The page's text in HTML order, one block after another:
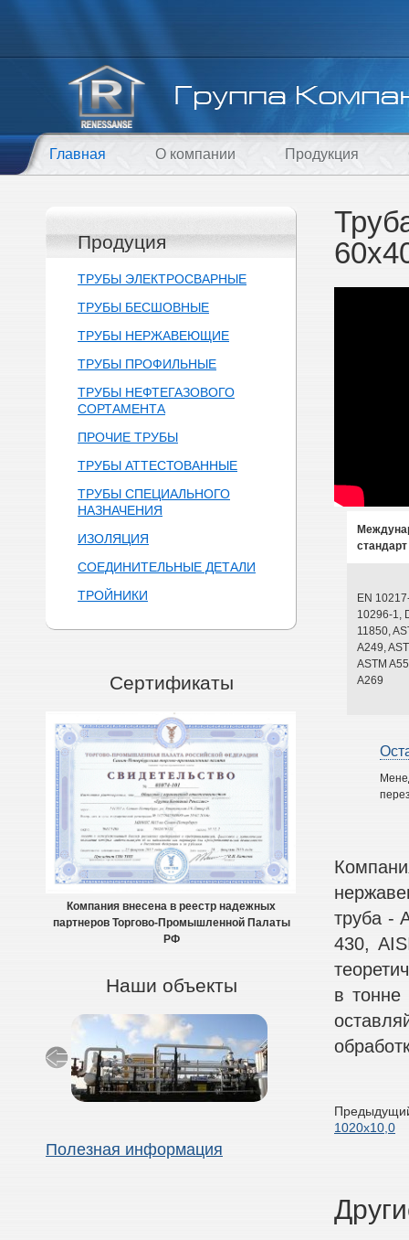
Главная О компании Продукция
Продуция
ТРУБЫ ЭЛЕКТРОСВАРНЫЕ
ТРУБЫ БЕСШОВНЫЕ
ТРУБЫ НЕРЖАВЕЮЩИЕ
ТРУБЫ ПРОФИЛЬНЫЕ
ТРУБЫ НЕФТЕГАЗОВОГО
СОРТАМЕНТА
ПРОЧИЕ ТРУБЫ
ТРУБЫ АТТЕСТОВАННЫЕ
ТРУБЫ СПЕЦИАЛЬНОГО
НАЗНАЧЕНИЯ
ИЗОЛЯЦИЯ
СОЕДИНИТЕЛЬНЫЕ ДЕТАЛИ
ТРОЙНИКИ
Сертификаты
Компания внесена в реестр надежных
партнеров Торгово-Промышленной Палаты
РФ
Наши объекты
Полезная информация
стандарт
EN
10296-1,
11850,
A249,
ASTM
A269
труба -
430,
в
1020х10,0